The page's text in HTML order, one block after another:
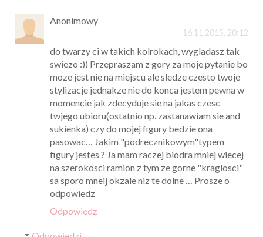
Anonimowy
16.11.2015, 20:12
do twarzy ci w takich kolrokach, wygladasz tak
swiezo :)) Przepraszam z gory za moje pytanie bo
moze jest nie na miejscu ale sledze czesto twoje
stylizacje jednakze nie do konca jestem pewna w
momencie jak zdecyduje sie na jakas czesc
twjego ubioru(ostatnio np. zastanawiam sie and
sukienka) czy do mojej figury bedzie ona
pasowac… Jakim "podrecznikowym"typem
figury jestes ? Ja mam raczej biodra mniej wiecej
na szerokosci ramion z tym ze gorne "kraglosci"
sa sporo mneij okzale niz te dolne … Prosze o
odpowiedz
Odpowiedz